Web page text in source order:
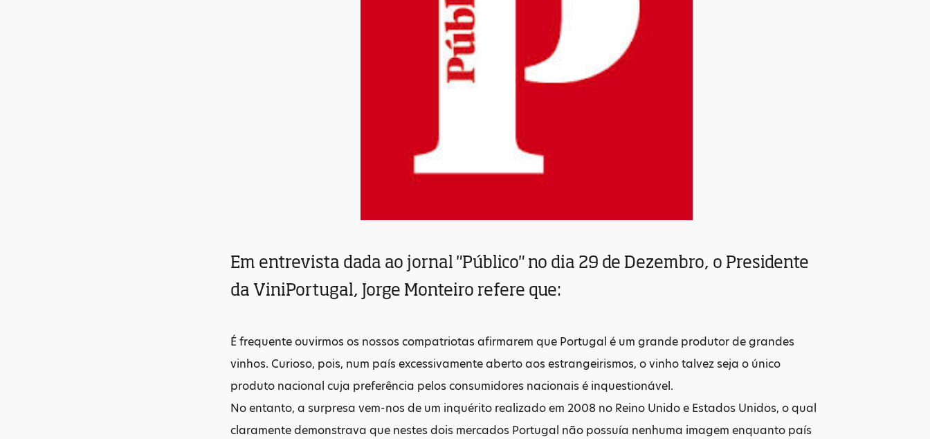
Em entrevista dada ao jornal "Público" no dia 29 de Dezembro, o Presidente
da ViniPortugal, Jorge Monteiro refere que:
É frequente ouvirmos os nossos compatriotas afirmarem que Portugal é um grande produtor de grandes
vinhos. Curioso, pois, num país excessivamente aberto aos estrangeirismos, o vinho talvez seja o único
produto nacional cuja preferência pelos consumidores nacionais é inquestionável.
No entanto, a surpresa vem-nos de um inquérito realizado em 2008 no Reino Unido e Estados Unidos, o qual
claramente demonstrava que nestes dois mercados Portugal não possuía nenhuma imagem enquanto país